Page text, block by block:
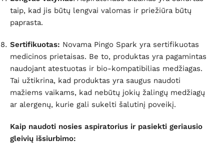
taip, kad jis būtų lengvai valomas ir priežiūra būtų
paprasta.
Sertifikuotas: Novama Pingo Spark yra sertifikuotas
medicinos prietaisas. Be to, produktas yra pagamintas
naudojant atestuotas ir bio-kompatibilias medžiagas.
Tai užtikrina, kad produktas yra saugus naudoti
mažiems vaikams, kad nebūtų jokių žalingų medžiagų
ar alergenų, kurie gali sukelti šalutinį poveikį.
Kaip naudoti nosies aspiratorius ir pasiekti geriausio
gleivių išsiurbimo: